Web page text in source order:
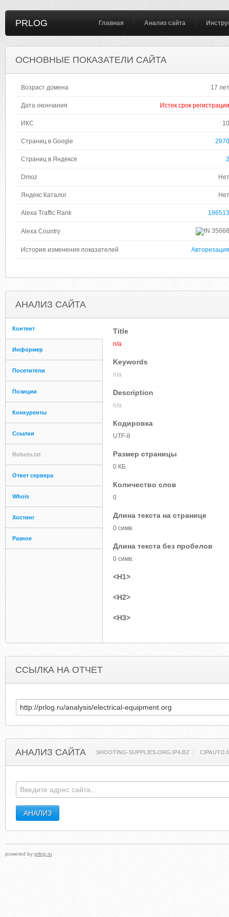
PRLOG Главная Анализ сайта
ОСНОВНЫЕ ПОКАЗАТЕЛИ САЙТА
Возраст домена 17 лет
Дата окончания Истек срок регистрации
ИКС 10
Страниц в Google 2970
Страниц в Яндексе 2
Dmoz Нет
Яндекс Каталог Нет
Alexa Traffic Rank 186513
Alexa Country 35666
История изменения показателей Авторизация
АНАЛИЗ САЙТА
Контент
Информер
Посетители
Позиции
Конкуренты
Ссылки
Robots.txt
Ответ сервера
Whois
Хостинг
Разное
Title
n/a
Keywords
n/a
Description
n/a
Кодировка
UTF-8
Размер страницы
0 КБ
Количество слов
0
Длина текста на странице
0 симв.
Длина текста без пробелов
0 симв.
<H1>
<H2>
<H3>
ССЫЛКА НА ОТЧЕТ
АНАЛИЗ САЙТА SHOOTING-SUPPLIES.ORG.IP4.BZ
powered by prlog.ru